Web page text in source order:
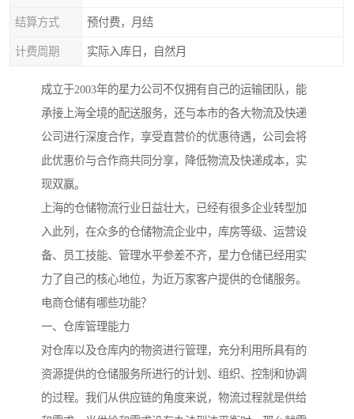
结算方式 预付费，月结
计费周期 实际入库日，自然月
成立于2003年的星力公司不仅拥有自己的运输团队，能
承接上海全境的配送服务，还与本市的各大物流及快递
公司进行深度合作，享受直营价的优惠待遇，公司会将
此优惠价与合作商共同分享，降低物流及快递成本，实
现双赢。
上海的仓储物流行业日益壮大，已经有很多企业转型加
入此列，在众多的仓储物流企业中，库房等级、运营设
备、员工技能、管理水平参差不齐，星力仓储已经用实
力了自己的核心地位，为近万家客户提供的仓储服务。
电商仓储有哪些功能？
一、仓库管理能力
对仓库以及仓库内的物资进行管理，充分利用所具有的
资源提供的仓储服务所进行的计划、组织、控制和协调
的过程。我们从供应链的角度来说，物流过程就是供给